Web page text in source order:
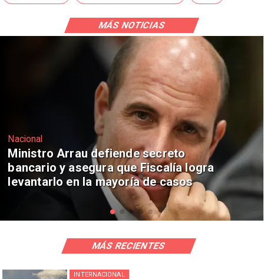
MÁS NOTICIAS
Nacional
Actriz chilena compite por el Oscar
con Penélope Cruz y Anne Hathaway
INTERNACIONAL
MÁS RECIENTES